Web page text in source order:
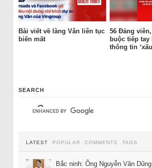
Bài viết về làng Vân liên tục
biến mất
56 Đảng
buộc tiếp tay
thông tin
SEARCH
LATEST POPULAR COMMENTS TAGS
Bắc ninh: Ông Nguyễn Văn